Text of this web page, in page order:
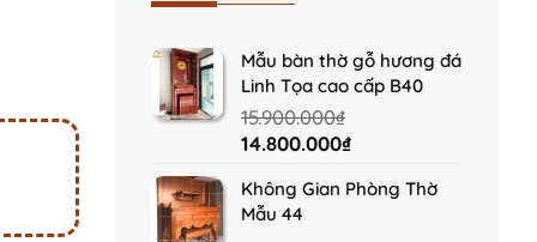
Mẫu bàn thờ gỗ hương đá
Linh Tọa cao cấp B40
15.900.000₫
Original
was:
15.900.000₫.
14.800.000₫Current
is:
Không Gian Phòng Thờ
Mẫu 44